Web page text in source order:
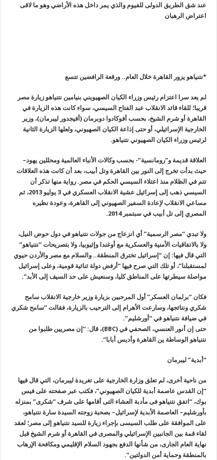
عند شق الطريق الدولى للفيوم والذي يمر داخل هذه الأراضي وهو ما لاقى
اعتراض الرهبان
*نتنياهو يزور القاهرة خلال العام.. ورقعة الرافضين تتسع
لم يعد سرا اعتزام رئيس وزراء الكيان الصهيويني بنيامين نتنياهو زيارة مصر
قريبا؛ للقاء قائد الانقلاب عبد الفتاح السيسي، سواء كانت هذه الزيارة في
القاهرة أو شرم الشيخ، بحسب أفوكادوا دوبرمان (أفيجدور ليبرمان)، وزير
الخارجية الإسرائيلي، أو حتى إذاعة الكيان الصهيوني، ولعلها الزيارة الثانية
لرئيس وزراء الكيان الصهيوني نتنياهو.
العلاقة قديمة و”رومانسية”- بحسب وكالات الأنباء العالمية ومحللين يهود–
حيث بدأت تخرج إلى النور بين القاهرة وتل أبيب، بعد أن كانت هذه العلاقات
تتم في الظلام منذ اعتلاء السيسي الحكم في مصر. رواية منها تذكر أن
السيسي ذهب إلى إسرائيل عشية الانقلاب العسكري في 3 يوليو 2013، ثم
مساعي الانقلاب لإعادة السفير الصهيوني إلى القاهرة، وعودة نظيره
المصري إلى تل أبيب في سبتمبر 2014
.
ولا تبدي “مصر الرسمية” أي انزعاج من جولات نتنياهو في دول حوض النيل،
ولا بالاتفاقيات الأمنية والعسكرية مع أوغندا وإثيوبيا، ولا بتصريحات“نتنياهو”
التي قال فيها: إن “إسرائيل تخترق المنطقة.. والسلام مع مصر والأردن حيوي
لمستقبلنا”، أو تلك التي صرح فيها “أرفض دولة ثنائية قومية، وعلى إسرائيل
مواصلة سيطرتها على المناطق كليا، وسنعيش على حد السيف إلى الأبد“.
فكان “برلمان العسكر” أول المرحبين بزيارة وزير خارجية الانقلاب سامح
شكري ونتائجها، وسارعت الأهرام إلى الترحيب بالزيارة، فقالت “سامح شكري
في ضيافة نتنياهو في “أورشليم“.
حتى إن أنور العنسي، الصحفي في (BBC)
، قال: “إن مصريين طلبوا من
نتنياهو الوساطة ين القاهرة وأديس أبابا“.
“أبدية” ليبرمان
من ناحية أخرى، لم تعلق وزارة الخارجية على تغريدة ليبرمان، التي قال فيها
“إن القدس عاصمة أبدية للكيان الصهيوني”، فكتب عبر صفحته على فيس
بوك،“ اتفق نتنياهو فى مأدبة العشاء التى أقامها على شرف “شكرى” بمنزله
بأورشليم– العاصمة الأبدية لإسرائيل– بصحبة زوجته السيدة سارة نتنياهو،
على الموافقة على طلب السيسى بإجراء زيارة للسيد نتنياهو إلى مصر؛ لعقد
لقاء قمة بين الجانبين الإسرائيلي والمصرى في القاهرة أو شرم الشيخ قبل
نهاية العام الجارى، من شأنها الدفع بجهود السلام الإقليمي ومكافحة الإرهاب
بالمنطقة وحماية أمن الدولتين“.